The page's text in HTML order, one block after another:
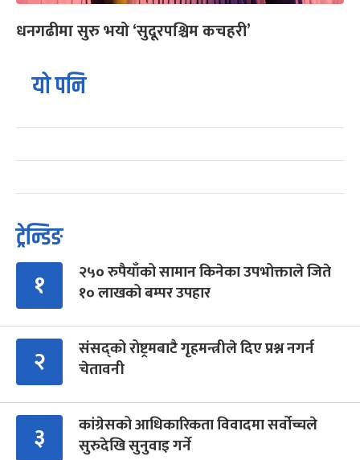
धनगढीमा सुरु भयो ‘सुदूरपश्चिम कचहरी’
यो पनि
ट्रेन्डिङ
१
२५० रुपैयाँको सामान किनेका उपभोक्ताले जिते
१० लाखको बम्पर उपहार
२
संसद्को रोष्ट्रमबाटै गृहमन्त्रीले दिए प्रश्न नगर्न
चेतावनी
३
कांग्रेसको आधिकारिकता विवादमा सर्वोच्चले
सुरुदेखि सुनुवाइ गर्ने